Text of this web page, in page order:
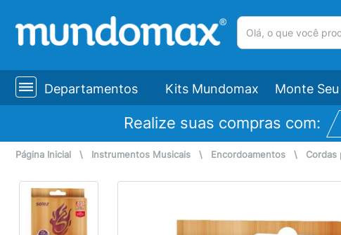
Departamentos Kits Mundomax Monte
Realize suas compras com:
Página Inicial \ Instrumentos Musicais \ Encordoamentos \ Cordas